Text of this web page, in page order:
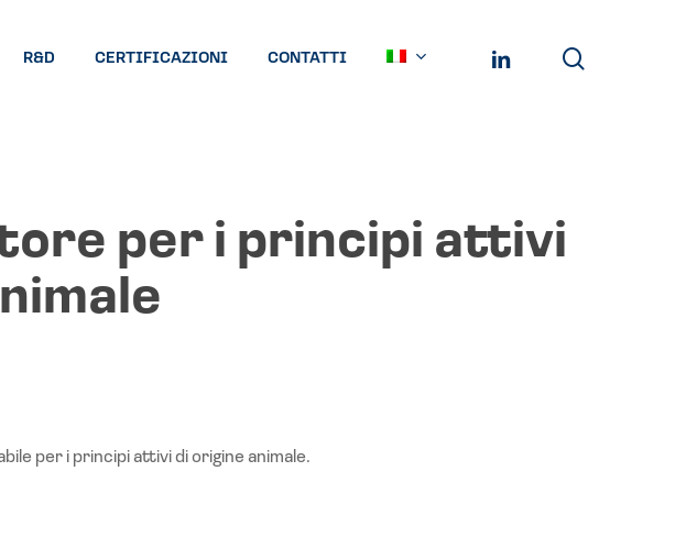
R&D CERTIFICAZIONI CONTATTI LINKEDIN
per i principi attivi
per i principi attivi di origine animale.